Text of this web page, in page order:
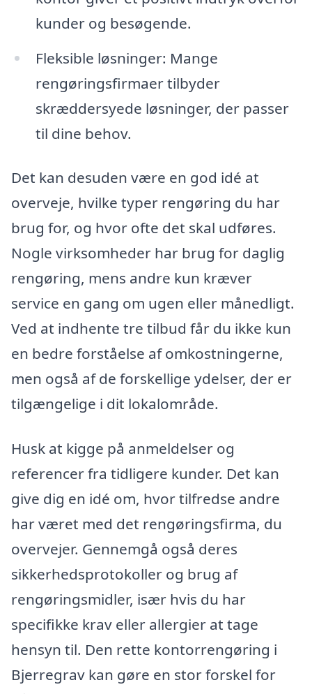
kunder og besøgende.
Fleksible løsninger: Mange
rengøringsfirmaer tilbyder
skræddersyede løsninger, der passer
til dine behov.
Det kan desuden være en god idé at
overveje, hvilke typer rengøring du har
brug for, og hvor ofte det skal udføres.
Nogle virksomheder har brug for daglig
rengøring, mens andre kun kræver
service en gang om ugen eller månedligt.
Ved at indhente tre tilbud får du ikke kun
en bedre forståelse af omkostningerne,
men også af de forskellige ydelser, der er
tilgængelige i dit lokalområde.
Husk at kigge på anmeldelser og
referencer fra tidligere kunder. Det kan
give dig en idé om, hvor tilfredse andre
har været med det rengøringsfirma, du
overvejer. Gennemgå også deres
sikkerhedsprotokoller og brug af
rengøringsmidler, især hvis du har
specifikke krav eller allergier at tage
hensyn til. Den rette kontorrengøring i
Bjerregrav kan gøre en stor forskel for